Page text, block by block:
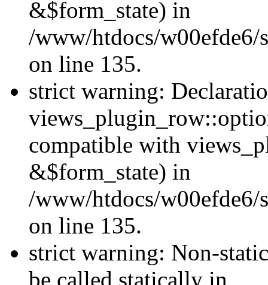
&$form_state) in
/www/htdocs/
on line 135.
strict warning:
compatible with
&$form_state) in
/www/htdocs/
on line 135.
strict warning: Non-
be called statically in